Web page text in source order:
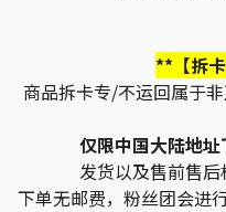
**【拆
商品拆卡专/不运回属于
仅限中国大陆地址
发货以及售前售
下单无邮费，粉丝团会进